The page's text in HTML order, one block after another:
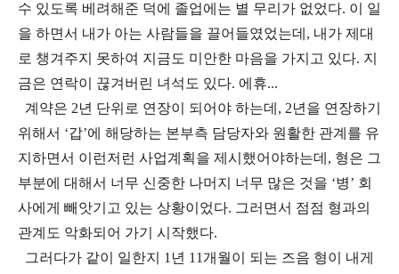
수 있도록 베려해준 덕에 졸업에는 별 무리가 없었다. 이 일
을 하면서 내가 아는 사람들을 끌어들였었는데 , 내가 제대
로 챙겨주지 못하여 지금도 미안한 마음을 가지고 있다. 지
금은 연락이 끊겨버린 녀석도 있다. 에휴...
계약은 2년 단위로 연장이 되어야 하는데 , 2년을 연장하기
위해서 ‘갑’에 해당하는 본부측 담당자와 원활한 관계를 유
지하면서 이런저런 사업계획을 제시했어야하는데 , 형은 그
부분에 대해서 너무 신중한 나머지 너무 많은 것을 ‘병’ 회
사에게 빼앗기고 있는 상황이었다. 그러면서 점점 형과의
관계도 악화되어 가기 시작했다.
그러다가 같이 일한지 1 년 11 개월이 되는 즈음 형이 내게